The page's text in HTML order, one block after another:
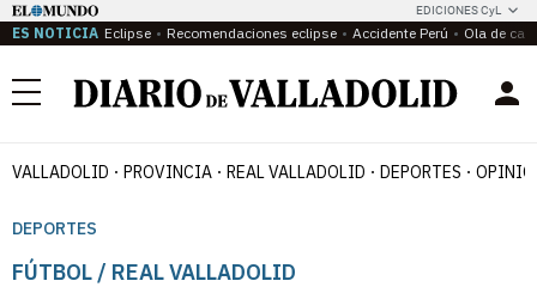
EDICIONES CyL
ES NOTICIA Eclipse Recomendaciones eclipse Accidente Perú Ola de
Menú
VALLADOLID PROVINCIA REAL VALLADOLID DEPORTES
DEPORTES
FÚTBOL / REAL VALLADOLID